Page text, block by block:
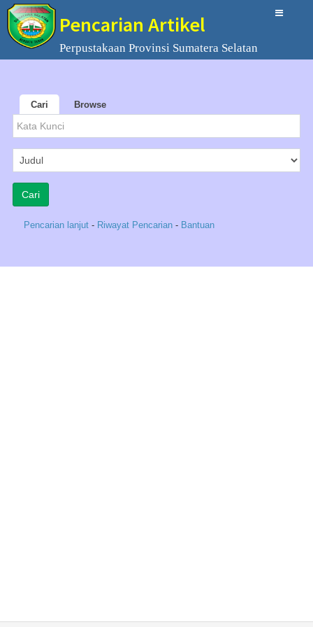
Pencarian Artikel
Perpustakaan Provinsi Sumatera Selatan
Cari Browse
Pencarian lanjut - Riwayat Pencarian - Bantuan